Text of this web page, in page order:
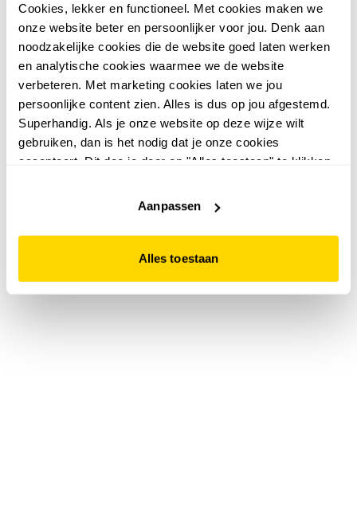
Cookies, lekker en functioneel. Met cookies maken we
onze website beter en persoonlijker voor jou. Denk aan
noodzakelijke cookies die de website goed laten werken
en analytische cookies waarmee we de website
verbeteren. Met marketing cookies laten we jou
persoonlijke content zien. Alles is dus op jou afgestemd.
Superhandig. Als je onze website op deze wijze wilt
gebruiken, dan is het nodig dat je onze cookies
accepteert. Dit doe je door op "Alles toestaan" te klikken.
website niet optimaal functioneert.
Aanpassen
Alles toestaan